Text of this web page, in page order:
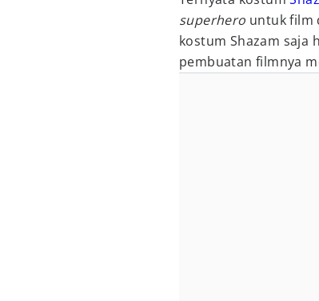
superhero untuk film
kostum Shazam saja
pembuatan filmnya